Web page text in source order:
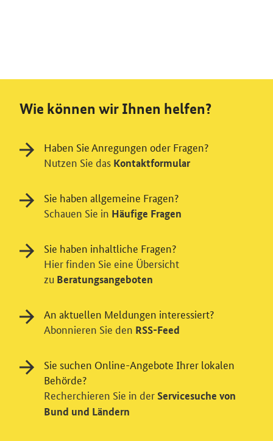
Einwilligung in Tracking und / oder
Wir bitten Sie an dieser Stelle um Ihre Einwilligung für
verschiedene Zusatzdienste unserer Webseite: Wir
datenschutzfreundlicher Statistiken verstehen, um
unsere Öffentlichkeitsarbeit zu verbessern. Zusätzlich
können Sie in die Nutzung eines Videodienstes
einwilligen. Nähere Informationen zu allen Diensten
Wie können wir Ihnen helfen?
Haben Sie Anregungen oder Fragen?
Nutzen Sie das Kontaktformular
Sie haben allgemeine Fragen?
Schauen Sie in Häufige Fragen
Sie haben inhaltliche Fragen?
Hier finden Sie eine Übersicht
zu Beratungsangeboten
An aktuellen Meldungen interessiert?
Abonnieren Sie den RSS-Feed
Sie suchen Online-Angebote Ihrer lokalen
Behörde?
Recherchieren Sie in der Servicesuche von
Bund und Ländern